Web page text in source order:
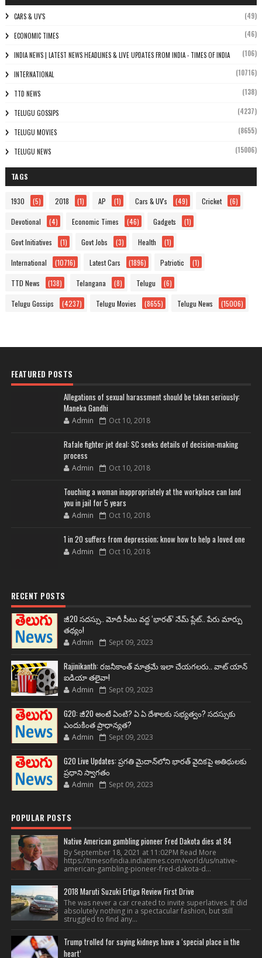
CARS & UV'S (49)
ECONOMIC TIMES (46)
INDIA NEWS | LATEST NEWS HEADLINES & LIVE UPDATES FROM INDIA - TIMES OF INDIA (106)
INTERNATIONAL (10716)
TTD NEWS (138)
TELUGU GOSSIPS (4237)
TELUGU MOVIES (8655)
TELUGU NEWS (15006)
TAGS
1930 (5) 2018 (1) AP (1) Cars & UV's (49) Cricket (6)
Devotional (4) Economic Times (46) Gadgets (1)
Govt Initiatives (1) Govt Jobs (3) Health (1)
International (10716) Latest Cars (1896) Patriotic (1)
TTD News (138) Telangana (8) Telugu (6)
Telugu Gossips (4237) Telugu Movies (8655) Telugu News (15006)
FEATURED POSTS
Allegations of sexual harassment should be taken seriously:
Maneka Gandhi
Admin Oct 10, 2018
Rafale fighter jet deal: SC seeks details of decision-making
process
Admin Oct 10, 2018
Touching a woman inappropriately at the workplace can land
you in jail for 5 years
Admin Oct 10, 2018
1 in 20 suffers from depression; know how to help a loved one
Admin Oct 10, 2018
RECENT POSTS
జీ20 సదస్సు.. మోదీ సీటు వద్ద ‘భారత్’ నేమ్ ప్లేట్‌.. పేరు మార్పు
తథ్యం!
Admin Sept 09, 2023
Rajinikanth: రజనీకాంత్ మాత్రమే ఇలా చేయగలరు.. వాట్ యాన్
ఐడియా తలైవా!
Admin Sept 09, 2023
G20: జీ20 అంటే ఏంటి? ఏ ఏ దేశాలకు సభ్యత్వం? సదస్సుకు
ఎందుకింత ప్రాధాన్యత?
Admin Sept 09, 2023
G20 Live Updates: ప్రగతి మైదాన్‌లోని భారత్ వైదికపై అతిథులకు
ప్రధాని స్వాగతం
Admin Sept 09, 2023
POPULAR POSTS
Native American gambling pioneer Fred Dakota dies at 84
By September 18, 2021 at 11:02PM Read More
https://timesofindia.indiatimes.com/world/us/native-
american-gambling-pioneer-fred-dakota-d...
2018 Maruti Suzuki Ertiga Review First Drive
The was never a car created to invite superlatives. It did
absolutely nothing in a spectacular fashion, but still
struggled to find any...
Trump trolled for saying kidneys have a ‘special place in the
heart’